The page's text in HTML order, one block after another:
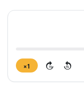
15
15
1×